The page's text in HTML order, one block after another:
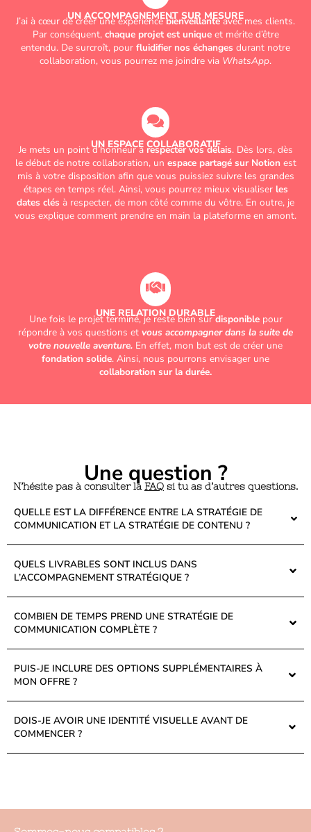
UN ACCOMPAGNEMENT SUR MESURE
J’ai à cœur de créer une expériencebienveillanteavec mes clients.
Par conséquent, chaque projet est uniqueet mérite d’être
entendu. De surcroît, pour fluidifier nos échanges durant notre
collaboration, vous pourrez me joindre via WhatsApp.
UN ESPACE COLLABORATIF
Je mets un point d’honneur à respecter vos délais. Dès lors, dès
le début de notre collaboration, un espace partagé sur Notion est
mis à votre disposition afin que vous puissiez suivre les grandes
étapes en temps réel. Ainsi, vous pourrez mieux visualiser les
dates clés à respecter, de mon côté comme du vôtre. En outre, je
vous explique comment prendre en main la plateforme en amont.
UNE RELATION DURABLE
Une fois le projet terminé, je reste bien sûrdisponiblepour
répondre à vos questions et vous accompagner dans la suite de
votre nouvelle aventure. En effet, mon but est de créer une
fondation solide. Ainsi, nous pourrons envisager une
collaboration sur la durée.
Une question ?
N’hésite pas à consulter la FAQ si tu as d’autres questions.
QUELLE EST LA DIFFÉRENCE ENTRE LA STRATÉGIE DE
COMMUNICATION ET LA STRATÉGIE DE CONTENU ?
QUELS LIVRABLES SONT INCLUS DANS
L’ACCOMPAGNEMENT STRATÉGIQUE ?
COMBIEN DE TEMPS PREND UNE STRATÉGIE DE
COMMUNICATION COMPLÈTE ?
PUIS-JE INCLURE DES OPTIONS SUPPLÉMENTAIRES À
MON OFFRE ?
DOIS-JE AVOIR UNE IDENTITÉ VISUELLE AVANT DE
COMMENCER ?